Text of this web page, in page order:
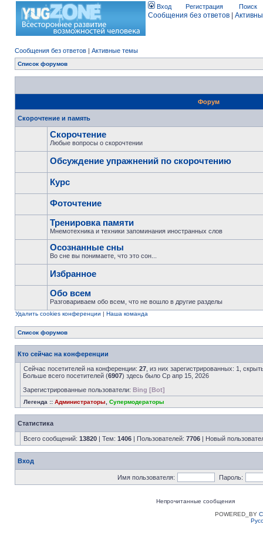
Вход Регистрация Поиск
Сообщения без ответов
Сообщения без ответов | Активные темы
Список форумов
Форум
Скорочтение и память
Скорочтение
Любые вопросы о скорочтении
Обсуждение упражнений по скорочтению
Курс
Фоточтение
Тренировка памяти
Мнемотехника и техники запоминания иностранных слов
Осознанные сны
Во сне вы понимаете, что это сон...
Избранное
Обо всем
Разговариваем обо всем, что не вошло в другие разделы
Удалить cookies конференции | Наша команда
Список форумов
Кто сейчас на конференции
Сейчас посетителей на конференции: 27 , из них зарегистрированных: 1,
Больше всего посетителей (6907) здесь было Ср апр 15, 2026
Зарегистрированные пользователи: Bing [Bot]
Легенда :: Администраторы Супермодераторы
Статистика
Всего сообщений: 13820 | Тем: 1406 | Пользователей: 7706 | Новый
Вход
Имя пользователя: Пароль:
Непрочитанные сообщения
POWERED_BY